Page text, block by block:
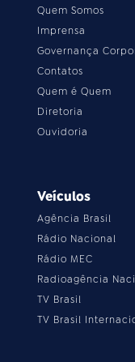
Quem Somos
Imprensa
Governança
Contatos
Quem é Quem
Diretoria
Ouvidoria
Veículos
Agência Brasil
Rádio Nacional
Rádio MEC
Radioagência
TV Brasil
TV Brasil